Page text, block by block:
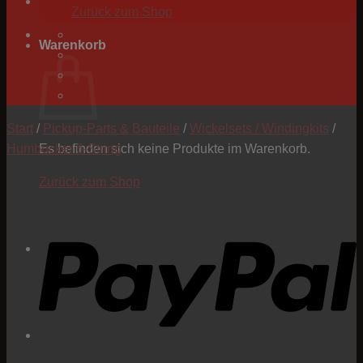
Zurück zum Shop
Warenkorb
Es befinden sich keine Produkte im Warenkorb.
Zurück zum Shop
Start / Pickup-Parts & Bauteile / Wickelsets / Windingkits /
Humbucker 6-String